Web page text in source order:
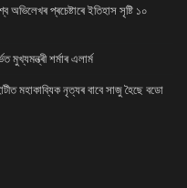
প্ৰচেষ্টাৰে ইতিহাস সৃষ্টি ১০
মুখ্যমন্ত্ৰী শৰ্মাৰ এলাৰ্ম
মহাকাব্যিক নৃত্যৰ বাবে সাজু হৈছে বডো